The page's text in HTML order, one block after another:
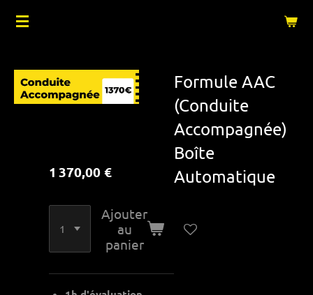
Passer
principal
Formule AAC
(Conduite
Accompagnée)
Boîte
Automatique
1 370,00 €
Ajouter
au
panier